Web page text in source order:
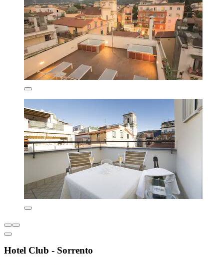
Hotel Club - Sorrento